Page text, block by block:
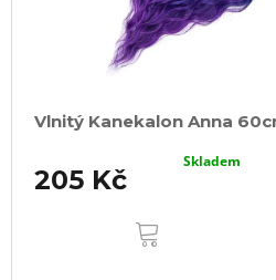
Vlnitý Kanekalon Anna
205 Kč
Skladem